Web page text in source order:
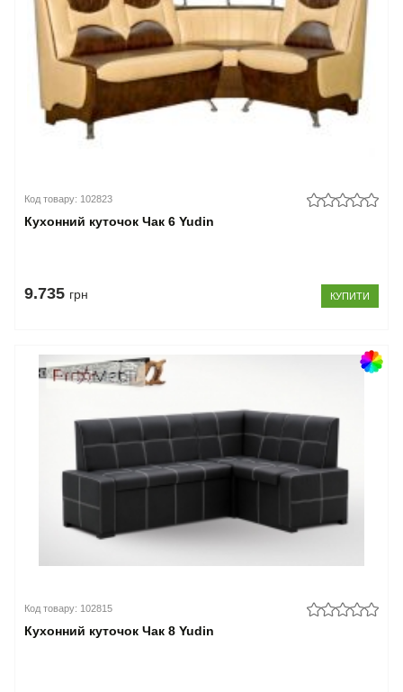
Код товару: 102823
Кухонний куточок Чак 6 Yudin
9.735 грн КУПИТИ
Код товару: 102815
Кухонний куточок Чак 8 Yudin